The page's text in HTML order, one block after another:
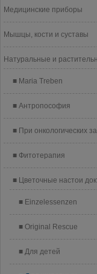
Медицинские приборы
Мышцы, кости и суставы
Натуральные и
Maria Treben
Антропософия
При онкологических
Фитотерапия
Цветочные настои
Einzelessenzen
Original Rescue
Для детей